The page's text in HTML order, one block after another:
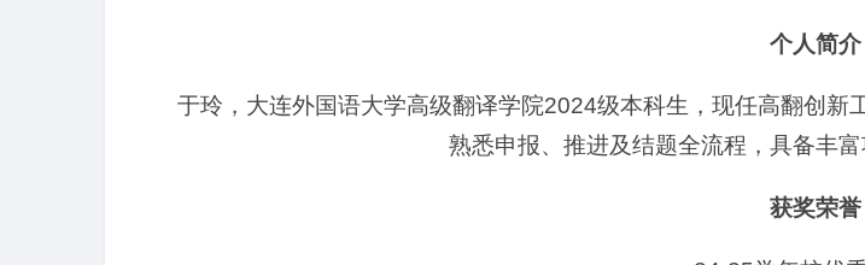
个人简介
于玲，大连外国语大学高级翻译学院2024级本科生，现任高翻创新
熟悉申报、推进及结题全流程，具备丰富
获奖荣誉